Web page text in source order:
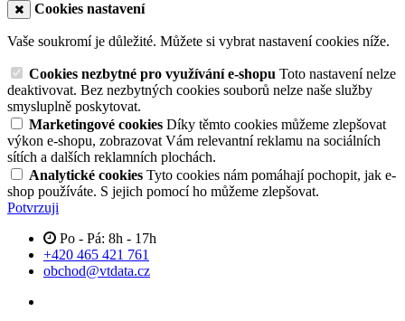
Cookies nastavení
Vaše soukromí je důležité. Můžete si vybrat nastavení cookies níže.
Cookies nezbytné pro využívání e-shopu Toto nastavení nelze
deaktivovat. Bez nezbytných cookies souborů nelze naše služby
smysluplně poskytovat.
Marketingové cookies Díky těmto cookies můžeme zlepšovat
výkon e-shopu, zobrazovat Vám relevantní reklamu na sociálních
sítích a dalších reklamních plochách.
Analytické cookies Tyto cookies nám pomáhají pochopit, jak e-
shop používáte. S jejich pomocí ho můžeme zlepšovat.
Potvrzuji
Po - Pá: 8h - 17h
+420 465 421 761
obchod@vtdata.cz